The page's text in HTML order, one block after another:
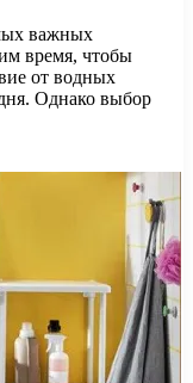
важных
время, чтобы
от водных
Однако выбор